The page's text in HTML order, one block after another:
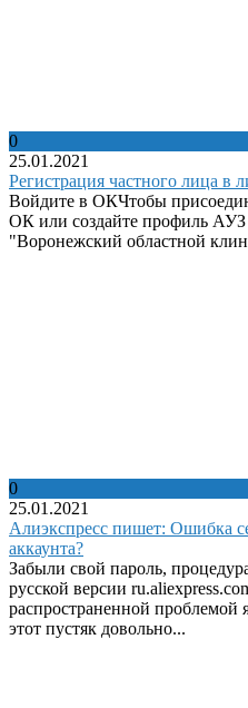
0
25.01.2021
Регистрация частного лица в
Войдите в ОКЧтобы
ОК или создайте профиль
"Воронежский областной
0
25.01.2021
Алиэкспресс пишет: Ошибка
аккаунта?
Забыли свой пароль,
русской версии
распространенной проблемой
этот пустяк довольно...